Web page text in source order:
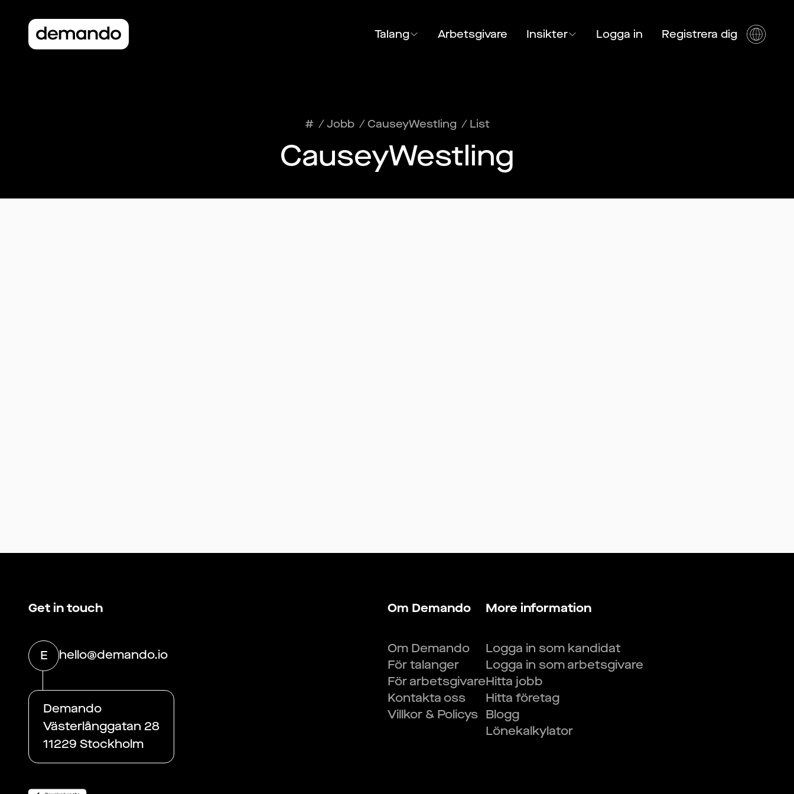
Talang Arbetsgivare Insikter Logga in Registrera dig
# /Jobb /CauseyWestling / List
CauseyWestling
Get in touch
E hello@demando.io
Demando
Västerlånggatan 28
11229 Stockholm
Om Demando
Om Demando
För talanger
För arbetsgivare
Kontakta oss
Villkor & Policys
More information
Logga in som kandidat
Logga in som arbetsgivare
Hitta jobb
Hitta företag
Blogg
Lönekalkylator